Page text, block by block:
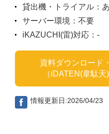
貸出機・トライアル：
サーバー環境：不要
iKAZUCHI(雷)対応：-
資料ダウンロード
（iDATEN(韋駄
情報更新日:2026/04/23